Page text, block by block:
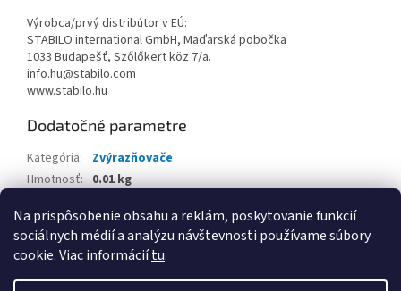
Na prispôsobenie obsahu a reklám, poskytovanie funkcií
sociálnych médií a analýzu návštevnosti používame súbory
cookie. Viac informáciítu.
Výrobca/prvý distribútor v EÚ:
STABILO international GmbH, Maďarská pobočka
1033 Budapešť, Szőlőkert köz 7/a.
info.hu@stabilo.com
www.stabilo.hu
Dodatočné parametre
Kategória:
Zvýrazňovače
Hmotnosť: 0.01 kg